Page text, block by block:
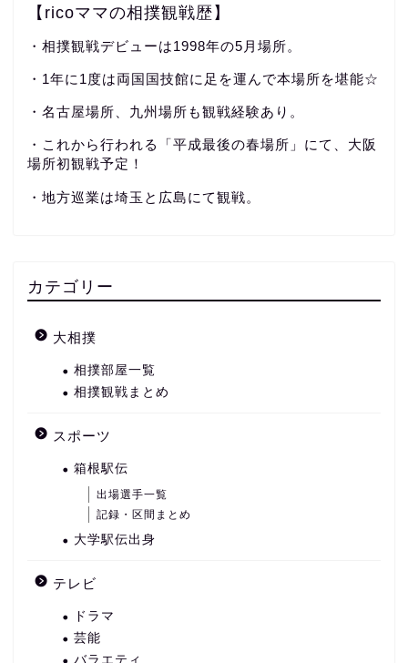
【ricoママの相撲観戦歴】
・相撲観戦デビューは1998年の5月場所。
・1年に1度は両国国技館に足を運んで本場所を堪能☆
・名古屋場所、九州場所も観戦経験あり。
・これから行われる「平成最後の春場所」にて、大阪
場所初観戦予定！
・地方巡業は埼玉と広島にて観戦。
カテゴリー
大相撲
相撲部屋一覧
相撲観戦まとめ
スポーツ
箱根駅伝
出場選手一覧
記録・区間まとめ
大学駅伝出身
テレビ
ドラマ
芸能
バラエティ